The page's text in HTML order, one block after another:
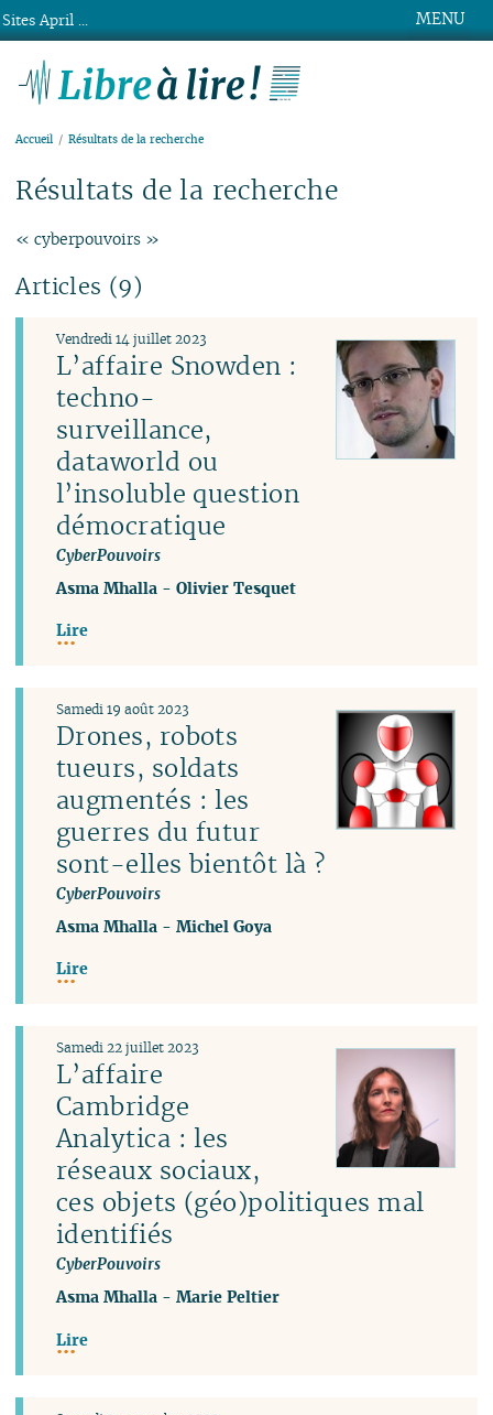
MENU
Accueil Résultats de la recherche
Résultats de la recherche
« cyberpouvoirs »
Articles (9)
L’affaire Snowden :
techno-
surveillance,
dataworld ou
l’insoluble question
démocratique
CyberPouvoirs
Vendredi 14 juillet 2023
Asma Mhalla -Olivier Tesquet
Lire
Drones, robots
tueurs, soldats
augmentés : les
guerres du futur
sont-elles bientôt là ?
CyberPouvoirs
Samedi 19 août 2023
Asma Mhalla -Michel Goya
Lire
L’affaire
Cambridge
Analytica : les
réseaux sociaux,
ces objets (géo)politiques mal
identifiés
CyberPouvoirs
Samedi 22 juillet 2023
Asma Mhalla -Marie Peltier
Lire
Sites April ...